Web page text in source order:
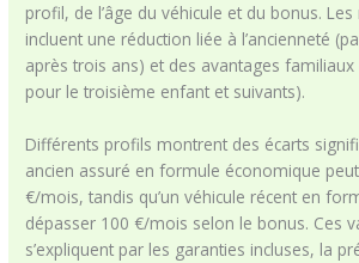
profil, de l’âge du véhicule et du bonus.
incluent une réduction liée à l’ancienneté
après trois ans) et des avantages
pour le troisième enfant et suivants).
Différents profils montrent des écarts
ancien assuré en formule économique
€/mois, tandis qu’un véhicule récent en
dépasser 100 €/mois selon le bonus. Ces
s’expliquent par les garanties incluses, la